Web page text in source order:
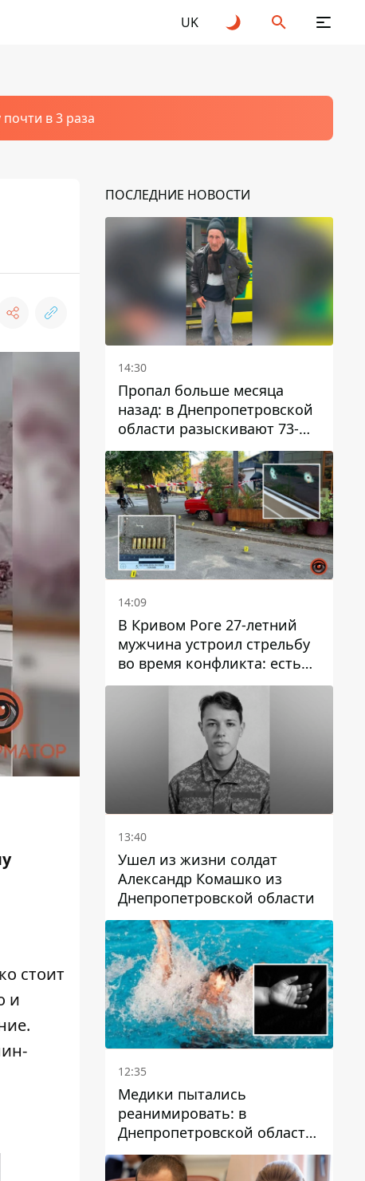
UK
в 3 раза
стоит
и
-
ПОСЛЕДНИЕ НОВОСТИ
14:30
Пропал больше месяца
назад: в Днепропетровской
области разыскивают 73-
летнего мужчину
14:09
В Кривом Роге 27-летний
мужчина устроил стрельбу
во время конфликта: есть
раненый
13:40
Ушел из жизни солдат
Александр Комашко из
Днепропетровской области
12:35
Медики пытались
реанимировать: в
Днепропетровской области
двухлетний мальчик утонул
в бассейне